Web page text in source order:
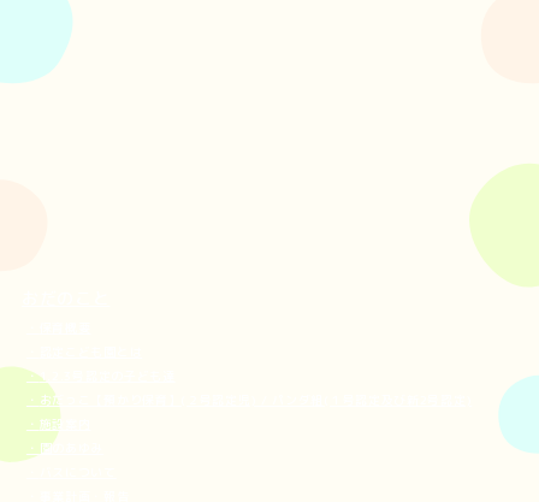
1.2.3号認定の子ども達
おだっこ【預かり保育】(２号認定児) / パンダ組(１号認定及び新2号認定)
施設案内
園のあゆみ